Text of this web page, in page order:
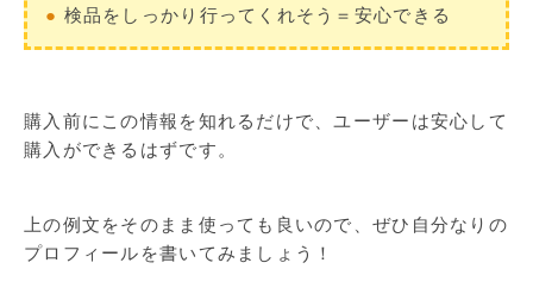
● 検品をしっかり行ってくれそう＝安心できる
購入前にこの情報を知れるだけで、ユーザーは安心して
購入ができるはずです。
上の例文をそのまま使っても良いので、ぜひ自分なりの
プロフィールを書いてみましょう！